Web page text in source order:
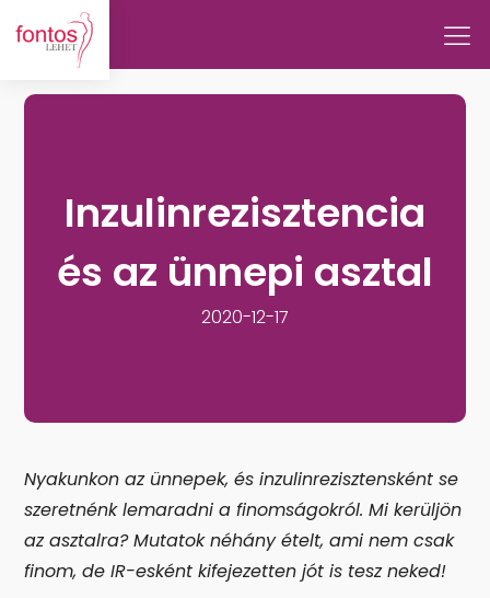
Inzulinrezisztencia
és az ünnepi asztal
2020-12-17
Nyakunkon az ünnepek, és inzulinrezisztensként se
szeretnénk lemaradni a finomságokról. Mi kerüljön
az asztalra? Mutatok néhány ételt, ami nem csak
finom, de IR-esként kifejezetten jót is tesz neked!